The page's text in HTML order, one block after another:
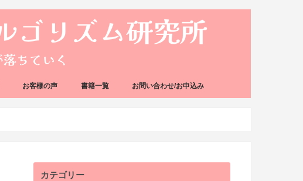
お客様の声 書籍一覧 お問い合わせ/お申込み
カテゴリー